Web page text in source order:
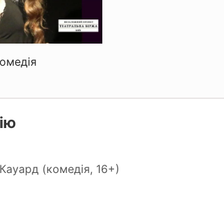
(комедія, 16+)